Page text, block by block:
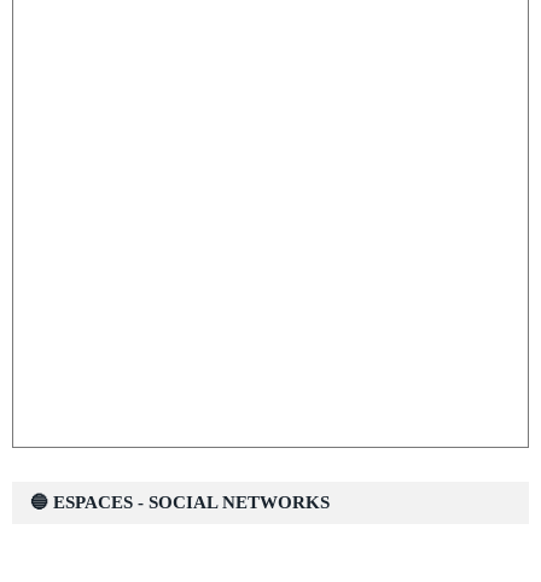
🔵 ESPACES - SOCIAL NETWORKS